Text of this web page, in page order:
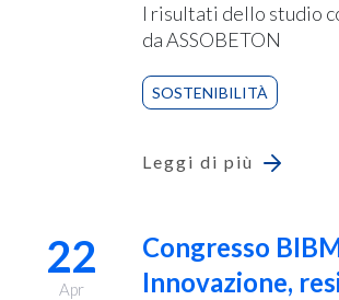
I risultati dello studio
da ASSOBETON
SOSTENIBILITÀ
Leggi di più
22
Apr
Congresso
Innovazione,